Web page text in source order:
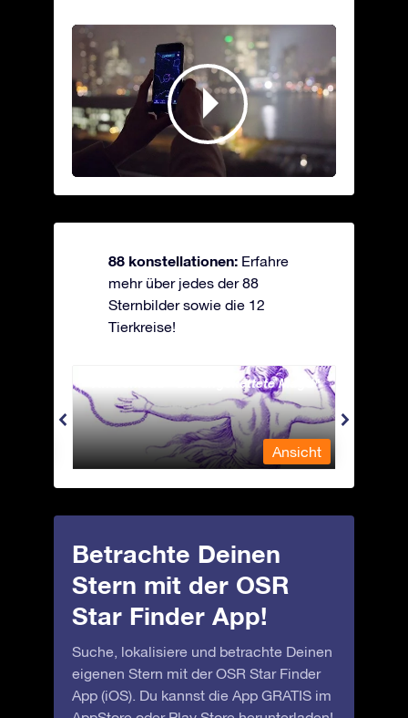
88 konstellationen: Erfahre
mehr über jedes der 88
Sternbilder sowie die 12
Tierkreise!
Andromeda - Die angekettete Magd
Ansicht
Betrachte Deinen
Stern mit der OSR
Star Finder App!
Suche, lokalisiere und betrachte Deinen
eigenen Stern mit der OSR Star Finder
App (iOS). Du kannst die App GRATIS im